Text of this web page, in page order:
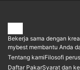
Bekerja sama dengan
mybest membantu Anda
Tentang kamiFilosofi
Daftar PakarSyarat dan